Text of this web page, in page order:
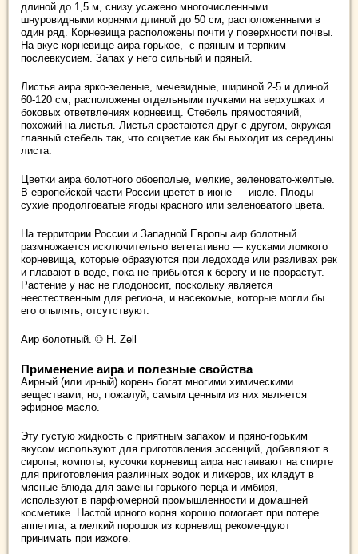
длиной до 1,5 м, снизу усажено многочисленными
шнуровидными корнями длиной до 50 см, расположенными в
один ряд. Корневища расположены почти у поверхности почвы.
На вкус корневище аира горькое, с пряным и терпким
послевкусием. Запах у него сильный и пряный.
Листья аира ярко-зеленые, мечевидные, шириной 2-5 и длиной
60-120 см, расположены отдельными пучками на верхушках и
боковых ответвлениях корневищ. Стебель прямостоячий,
похожий на листья. Листья срастаются друг с другом, окружая
главный стебель так, что соцветие как бы выходит из середины
листа.
Цветки аира болотного обоеполые, мелкие, зеленовато-желтые.
В европейской части России цветет в июне — июле. Плоды —
сухие продолговатые ягоды красного или зеленоватого цвета.
На территории России и Западной Европы аир болотный
размножается исключительно вегетативно — кусками ломкого
корневища, которые образуются при ледоходе или разливах рек
и плавают в воде, пока не прибьются к берегу и не прорастут.
Растение у нас не плодоносит, поскольку является
неестественным для региона, и насекомые, которые могли бы
его опылять, отсутствуют.
Аир болотный. © H. Zell
Применение аира и полезные свойства
Аирный (или ирный) корень богат многими химическими
веществами, но, пожалуй, самым ценным из них является
эфирное масло.
Эту густую жидкость с приятным запахом и пряно-горьким
вкусом используют для приготовления эссенций, добавляют в
сиропы, компоты, кусочки корневищ аира настаивают на спирте
для приготовления различных водок и ликеров, их кладут в
мясные блюда для замены горького перца и имбиря,
используют в парфюмерной промышленности и домашней
косметике. Настой ирного корня хорошо помогает при потере
аппетита, а мелкий порошок из корневищ рекомендуют
принимать при изжоге.